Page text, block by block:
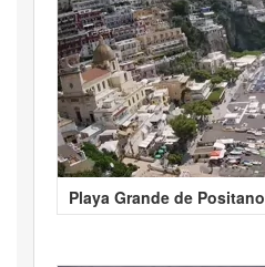
Playa Grande de Positano